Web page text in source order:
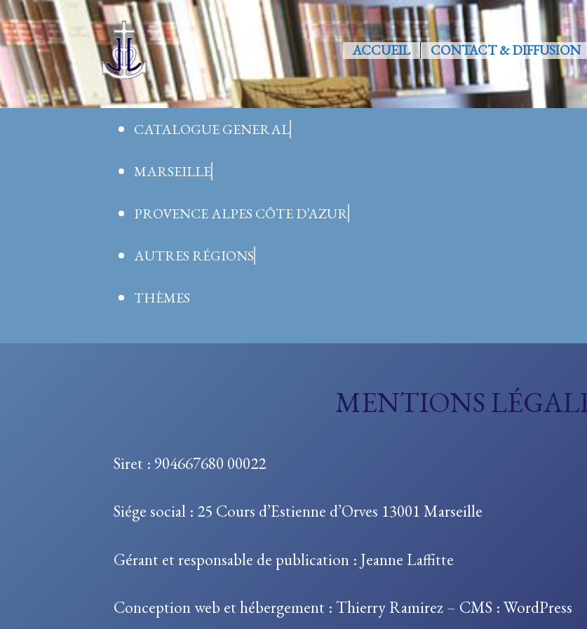
Aller
au
contenu
ACCUEIL CONTACT & DIFFUSION
CATALOGUE GENERAL
MARSEILLE
PROVENCE ALPES CÔTE D’AZUR
AUTRES RÉGIONS
THÈMES
MENTIONS
Siret : 904667680 00022
Siége social : 25 Cours d’Estienne d’Orves 13001 Marseille
Gérant et responsable de publication : Jeanne Laffitte
Conception web et hébergement : Thierry Ramirez – CMS : WordPress